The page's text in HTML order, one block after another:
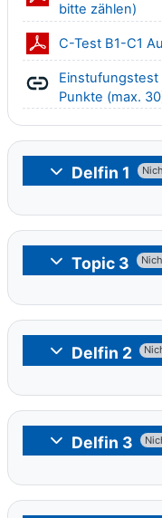
bitte zählen)
C-Test B1-C1
Einstufungstest
Punkte (max.
Einklappen
Delfin 1
Einklappen
Topic 3
Einklappen
Delfin 2
Einklappen
Delfin 3